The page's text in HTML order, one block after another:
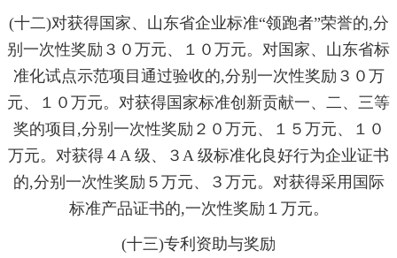
(十二)对获得国家、山东省企业标准“领跑者”荣誉的,分
别一次性奖励３０万元、１０万元。对国家、山东省标
准化试点示范项目通过验收的,分别一次性奖励３０万
元、１０万元。对获得国家标准创新贡献一、二、三等
奖的项目,分别一次性奖励２０万元、１５万元、１０
万元。对获得４A 级、３A 级标准化良好行为企业证书
的,分别一次性奖励５万元、３万元。对获得采用国际
标准产品证书的,一次性奖励１万元。
(十三)专利资助与奖励